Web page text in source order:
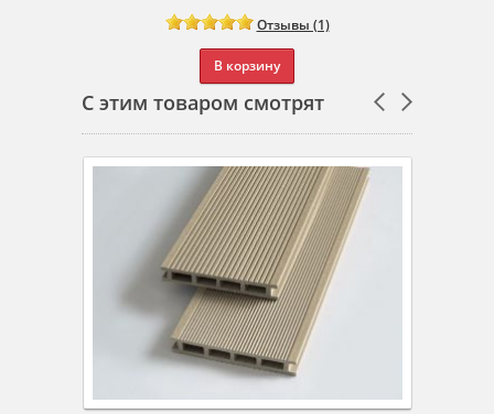
Отзывы (1)
В корзину
С этим товаром смотрят